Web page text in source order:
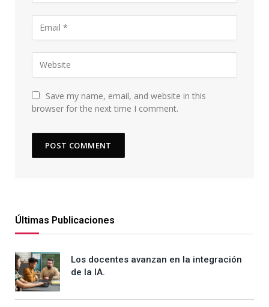
Save my name, email, and website in this
browser for the next time I comment.
Últimas Publicaciones
Los docentes avanzan en la integración
de la IA.